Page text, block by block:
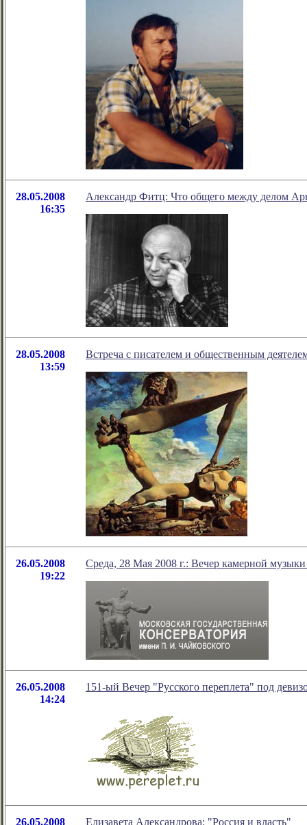
28.05.2008
16:35
Александр Фитц: Что общего между делом
28.05.2008
13:59
Встреча с писателем и общественным
26.05.2008
19:22
Среда, 28 Мая 2008 г.: Вечер камерной музыки
26.05.2008
14:24
151-ый Вечер "Русского переплета" под
26.05.2008 Елизавета Александрова: "Россия и власть"